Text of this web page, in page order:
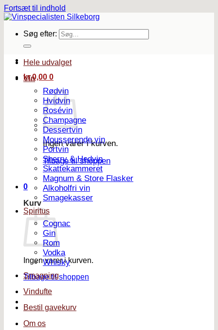
Fortsæt til indhold
Søg efter:
kr.0,00 0
Ingen varer i kurven.
Tilbage til shoppen
0
Kurv
Ingen varer i kurven.
Tilbage til shoppen
Hele udvalget
Vin
Rødvin
Hvidvin
Rosévin
Champagne
Dessertvin
Mousserende vin
Portvin
Sherry & Hedvin
Skattekammeret
Magnum & Store Flasker
Alkoholfri vin
Smagekasser
Spiritus
Cognac
Gin
Rom
Vodka
Whisky
Smagning
Vindufte
Bestil gavekurv
Om os